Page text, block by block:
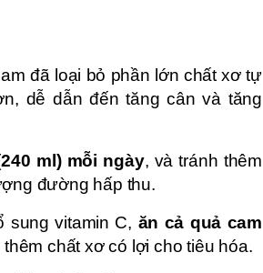
đã loại bỏ phần lớn chất xơ tự
dễ dẫn đến tăng cân và tăng
ml) mỗi ngày, và tránh thêm
đường hấp thu.
sung vitamin C, ăn cả quả cam
chất xơ có lợi cho tiêu hóa.